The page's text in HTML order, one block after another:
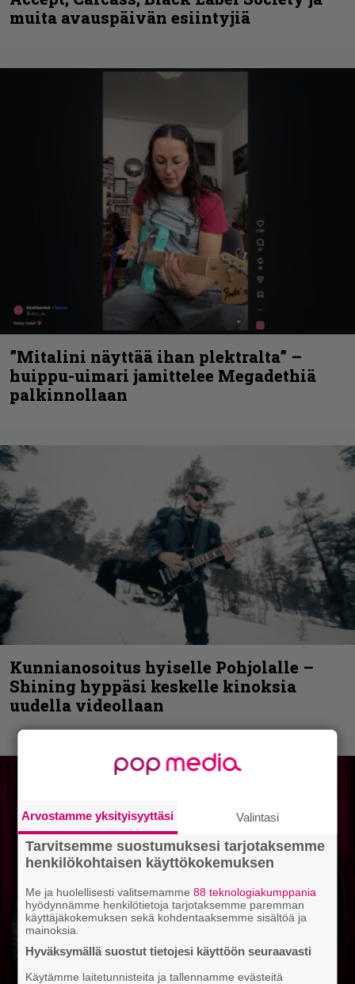
muita avauspäivän esiintyjiä
”Mitalini näyttää ihan plektralta” –
huippu-uimari jamittelee Megadethiä
palkinnollaan
Kunnianosoitus hyiselle Pohjolalle –
Shining hyppäsi keskelle kinoksia
uudella videollaan
Arvostamme yksityisyyttäsi Valintasi
Tarvitsemme suostumuksesi tarjotaksemme
henkilökohtaisen käyttökokemuksen
Me ja huolellisesti valitsemamme88 teknologiakumppania
hyödynnämme henkilötietoja tarjotaksemme paremman
käyttäjäkokemuksen sekä kohdentaaksemme sisältöä ja
mainoksia.
Hyväksymällä suostut tietojesi käyttöön seuraavasti
Käytämme laitetunnisteita ja tallennamme evästeitä